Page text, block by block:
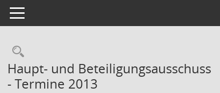
Toggle navigation
Rechercheauswahl
Haupt- und Beteiligungsausschuss
- Termine 2013